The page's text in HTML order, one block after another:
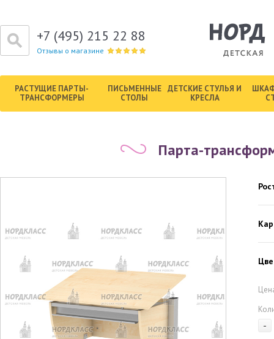
+7 (495) 215 22 88
Отзывы о магазине
РАСТУЩИЕ ПАРТЫ-
ТРАНСФОРМЕРЫ
ПИСЬМЕННЫЕ
СТОЛЫ
ДЕТСКИЕ СТУЛЬЯ И
КРЕСЛА
Парта-
-